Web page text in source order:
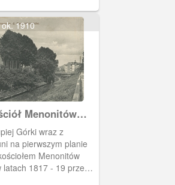
ok. 1910
Menonitów
Górki wraz z
na pierwszym planie
Menonitów
latach 1817 - 19 przez